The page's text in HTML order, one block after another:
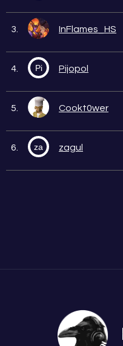
3. InFlames_HS
4. Pi Pijopol
5. Cookt0wer
6. za zagul